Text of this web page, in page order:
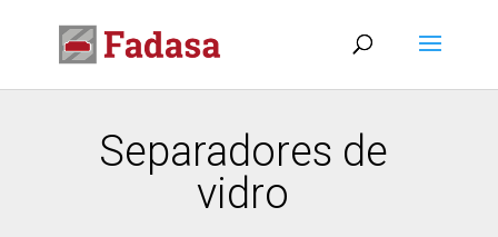
Separadores de
vidro